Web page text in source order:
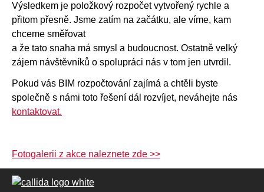
Výsledkem je položkový rozpočet vytvořený rychle a
přitom přesně. Jsme zatím na začátku, ale víme, kam
chceme směřovat
a že tato snaha má smysl a budoucnost. Ostatně velký
zájem návštěvníků o spolupráci nás v tom jen utvrdil.
Pokud vás BIM rozpočtování zajímá a chtěli byste
společně s námi toto řešení dál rozvíjet, neváhejte nás
kontaktovat.
Fotogalerii z akce naleznete zde >>